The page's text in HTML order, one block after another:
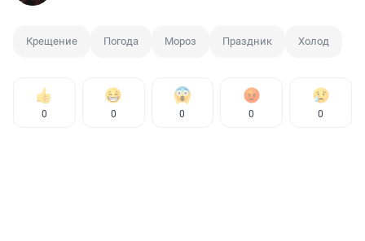
Крещение Погода Мороз Праздник Холод
0 0 0 0 0